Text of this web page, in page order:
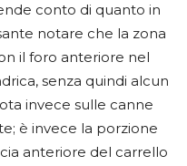
conto di quanto in
notare che la zona
il foro anteriore nel
senza quindi alcun
invece sulle canne
è invece la porzione
anteriore del carrello